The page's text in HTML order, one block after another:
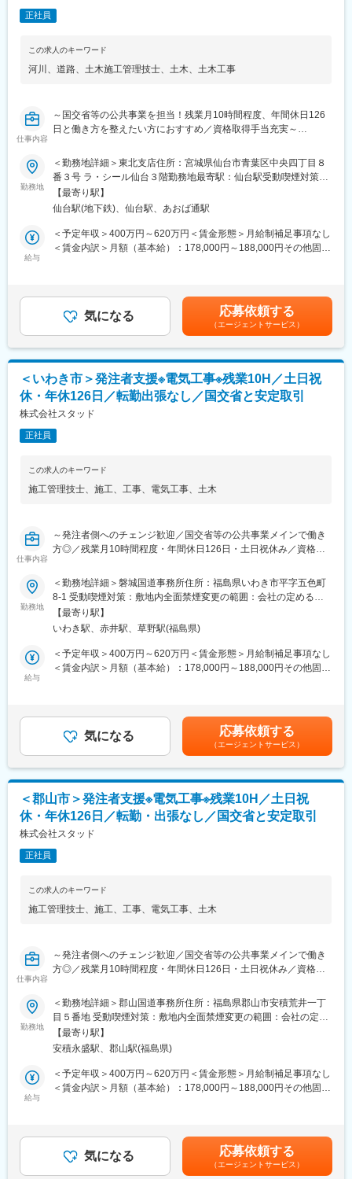
術者集団）の頭文字をとったもので、初心を忘れず常に技術の向
上を心がけ「お客様のニーズが第一」の意識の下、地域のリーデ
国国交通省とはは年にわたって取引ををっているため、事業計画
の技術的提案や意見もしやすく、『主体的に業務に取り組む』こ
とができる環境にあります。
同社には中途入社者が多数おり、社員間のコミュニケーションも
活発で、馴染みやすい環境です。また、個人の能力を重視してお
きる環境づくりに力を注いでいます。そのため自身の経験、及
び、コミュニケーション能力を活かすことができます。
変更の範囲：会社の定める業務
正社員
この求人のキーワード
河川 、 道路、 土木施工管理技士、 土木、 土木工事
仕事内容
～国交省等の公共事業を担当！残業月10時間程度、年間休日126
日と働き方を整えたい方におすすめ／資格取得手当充実～
■職務詳細：
官公庁などが発注する、道路・河川他土木工事にかかる工事の数
量・図面・積算資料等の作成をおこないます。
具体的には主に国交省等が発注する工事に関する積算業務を担当
していただきます。
・工事案件の数量算出・積算条件の設定
・数量計算書・積算書などの積算資料の作成
■就業環境：
残業月10時間程度、年間休日126日、出張・転勤無しと働きやす
い環境が整っています。国交省とのお取引をしており、残業しな
■同社の特徴：
1983年に創業して以来、地域に根付いたコンサルティングが好評
価であり、着実な成長を遂げてきました。同社は社内外問わず、
人と人との絆に重きを置いたコンサルティングに取り組んでいま
す。社名の由来はSkilled Technical Art Designers（洗練された技
上を心がけ「お客様のニーズが第一」の意識の下、地域のリーデ
ィングコンサルタントを目指しています。
国国交通省とはは年にわたって取引ををっているため、事業計画
■社風：
活発で、馴染みやすい環境です。また、個人の能力を重視してお
り、性別や年齢に関わらず、アイディアや意見を発信、交換がで
きる環境づくりに力を注いでいます。そのため自身の経験、及
び、コミュニケーション能力を活かすことができます。
変更の範囲：会社の定める業務
勤務地
＜勤務地詳細＞東北支店住所：宮城県仙台市青葉区中央四丁目８
番３号 ラ・シール仙台３階勤務地最寄駅：仙台駅受動喫煙対策：
敷地内全面禁煙変更の範囲：会社の定める事業所
【最寄り駅】
仙台駅(地下鉄)、仙台駅、あおば通駅
給与
＜予定年収＞400万円～620万円＜賃金形態＞月給制補足事項なし
＜賃金内訳＞月額（基本給）：178,000円～188,000円その他固定
む）＜昇給有無＞有＜残業手当＞有＜給与補足＞■賞与：年2回※
経験・能力・年齢等を考慮の上、当社規定より決定致します。※有
資格者は優遇致します。賃金はあくまでも目安の金額であり、選
考を通じて上下する可能性があります。月給(月額)は固定手当を含
めた表記です。
気になる 応募依頼する
（エージェントサービス）
＜いわき市＞発注者支援※電気工事※残業10H／土日祝
休・年休126日／転勤出張なし／国交省と安定取引
株式会社スタッド
正社員
この求人のキーワード
施工管理技士、 施工、 工事、 電気工事、 土木
仕事内容
～発注者側へのチェンジ歓迎／国交省等の公共事業メインで働き
方◎／残業月10時間程度・年間休日126日・土日祝休み／資格取
者支援業務を中心に行う建コン～
■職務詳細：
国土交通省等をはじめとした官公庁から民間工事会社へ発注され
た道路・河川・ダム等の電気通信工事が適切に行われているか、
発注者側の立場で管理する発注者支援業務となります。
すでに既存メンバーが従事しており、業務を熟知したメンバーが
◎施工業者との調整会議運営、打合せ、現地確認・立会
◎Excel、Word、PowerPointによる資料作成
◎各種CADによる図面の作成及び修正 ※既存社員が従事してお
■就業環境：
・年間休日126日、土日祝休みの完全週休二日制でプライベート
も充実！
・残業をしない前提で施工計画を立てて受注をしているため、残
業は月平均10時間程度と少なく、ワークライフバランスを保てま
す。
がある場合も、東北管内のみかつご希望を考慮するので無理やり
の異動は発生しません。
しています。退職金制度もございます。育休実績も豊富で、復帰
率は100％です。
土木施工管理資格で1万、RCCM3万、技術士5万など月々の資格
手当も充実です。
■社風：
在籍しており、性別や年齢に関わらず、アイディアや意見を発
信、交換ができる環境づくりに力を注いでいます。社員間のコミ
電気に関する発注者支援をはじめ、官公庁のパートナーとして安
定的な経営を行っています。
勤務地
＜勤務地詳細＞磐城国道事務所住所：福島県いわき市平字五色町
8-1 受動喫煙対策：敷地内全面禁煙変更の範囲：会社の定める事
業所
【最寄り駅】
いわき駅、赤井駅、草野駅(福島県)
給与
＜予定年収＞400万円～620万円＜賃金形態＞月給制補足事項なし
＜賃金内訳＞月額（基本給）：178,000円～188,000円その他固定
む）＜昇給有無＞有＜残業手当＞有＜給与補足＞■賞与：年2回※
経験・能力・年齢等を考慮の上、当社規定より決定致します。※有
資格者は優遇致します。賃金はあくまでも目安の金額であり、選
考を通じて上下する可能性があります。月給(月額)は固定手当を含
めた表記です。
気になる 応募依頼する
（エージェントサービス）
＜郡山市＞発注者支援※電気工事※残業10H／土日祝
休・年休126日／転勤・出張なし／国交省と安定取引
株式会社スタッド
正社員
この求人のキーワード
施工管理技士、 施工、 工事、 電気工事、 土木
仕事内容
～発注者側へのチェンジ歓迎／国交省等の公共事業メインで働き
方◎／残業月10時間程度・年間休日126日・土日祝休み／資格取
者支援業務を中心に行う建コン～
■職務詳細：
国土交通省等をはじめとした官公庁から民間工事会社へ発注され
た道路・河川・ダム等の電気通信工事が適切に行われているか、
発注者側の立場で管理する発注者支援業務となります。
すでに既存メンバーが従事しており、業務を熟知したメンバーが
◎施工業者との調整会議運営、打合せ、現地確認・立会
◎Excel、Word、PowerPointによる資料作成
◎各種CADによる図面の作成及び修正 ※既存社員が従事してお
勤務地
＜勤務地詳細＞郡山国道事務所住所：福島県郡山市安積荒井一丁
目５番地 受動喫煙対策：敷地内全面禁煙変更の範囲：会社の定め
る事業所
【最寄り駅】
安積永盛駅、郡山駅(福島県)
給与
＜予定年収＞400万円～620万円＜賃金形態＞月給制補足事項なし
＜賃金内訳＞月額（基本給）：178,000円～188,000円その他固定
む）＜昇給有無＞有＜残業手当＞有＜給与補足＞■賞与：年2回※
経験・能力・年齢等を考慮の上、当社規定より決定致します。※有
資格者は優遇致します。賃金はあくまでも目安の金額であり、選
気になる 応募依頼する
（エージェントサービス）